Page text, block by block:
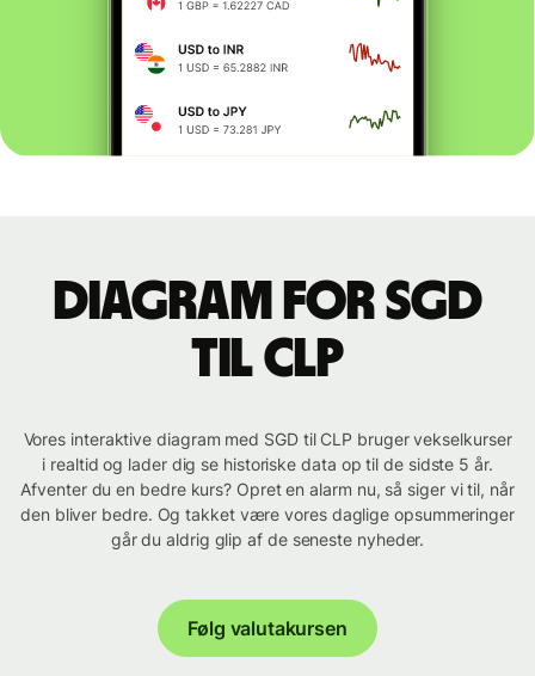
Diagram for SGD
til CLP
Vores interaktive diagram med SGD til CLP bruger vekselkurser
i realtid og lader dig se historiske data op til de sidste 5 år.
Afventer du en bedre kurs? Opret en alarm nu, så siger vi til, når
den bliver bedre. Og takket være vores daglige opsummeringer
går du aldrig glip af de seneste nyheder.
Følg valutakursen